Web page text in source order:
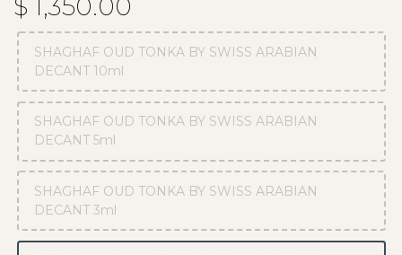
$ 1,350.00
SHAGHAF OUD TONKA BY SWISS ARABIAN
DECANT 10ml
SHAGHAF OUD TONKA BY SWISS ARABIAN
DECANT 5ml
SHAGHAF OUD TONKA BY SWISS ARABIAN
DECANT 3ml